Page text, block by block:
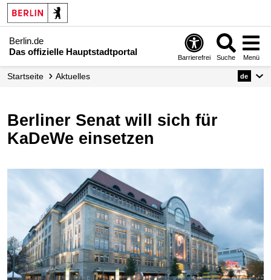
Berlin.de
Das offizielle Hauptstadtportal
Barrierefrei Suche Menü
Startseite Aktuelles de
Berliner Senat will sich für
KaDeWe einsetzen